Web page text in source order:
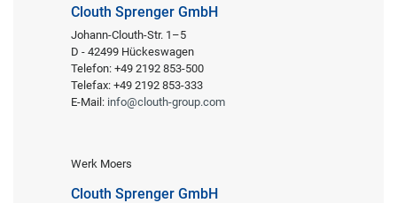
Clouth Sprenger GmbH
Johann-Clouth-Str. 1–5
D - 42499 Hückeswagen
Telefon: +49 2192 853-500
Telefax: +49 2192 853-333
E-Mail: info@clouth-group.com
Werk Moers
Clouth Sprenger GmbH